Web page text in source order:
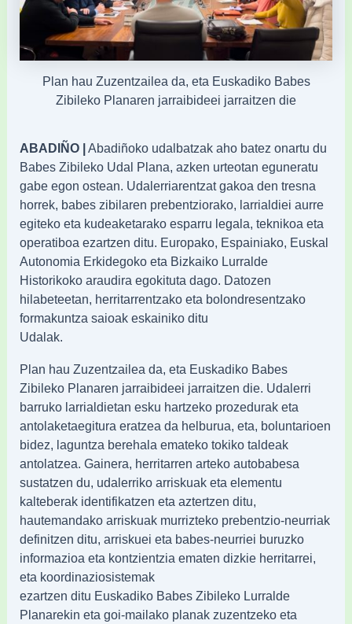
Plan hau Zuzentzailea da, eta Euskadiko Babes
Zibileko Planaren jarraibideei jarraitzen die
ABADIÑO |
Abadiñoko udalbatzak aho batez onartu du
Babes Zibileko Udal Plana, azken urteotan eguneratu
gabe egon ostean. Udalerriarentzat gakoa den tresna
horrek, babes zibilaren prebentziorako, larrialdiei aurre
egiteko eta kudeaketarako esparru legala, teknikoa eta
operatiboa ezartzen ditu. Europako, Espainiako, Euskal
Autonomia Erkidegoko eta Bizkaiko Lurralde
Historikoko araudira egokituta dago. Datozen
hilabeteetan, herritarrentzako eta bolondresentzako
formakuntza saioak eskainiko ditu
Udalak.
Plan hau Zuzentzailea da, eta Euskadiko Babes
Zibileko Planaren jarraibideei jarraitzen die. Udalerri
barruko larrialdietan esku hartzeko prozedurak eta
antolaketaegitura eratzea da helburua, eta, boluntarioen
bidez, laguntza berehala emateko tokiko taldeak
antolatzea. Gainera, herritarren arteko autobabesa
sustatzen du, udalerriko arriskuak eta elementu
kalteberak identifikatzen eta aztertzen ditu,
hautemandako arriskuak murrizteko prebentzio-neurriak
definitzen ditu, arriskuei eta babes-neurriei buruzko
informazioa eta kontzientzia ematen dizkie herritarrei,
eta koordinaziosistemak
ezartzen ditu Euskadiko Babes Zibileko Lurralde
Planarekin eta goi-mailako planak zuzentzeko eta